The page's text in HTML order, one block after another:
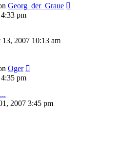
Georg_der_Graue
pm
2007 10:13 am
Oger
pm
2007 3:45 pm